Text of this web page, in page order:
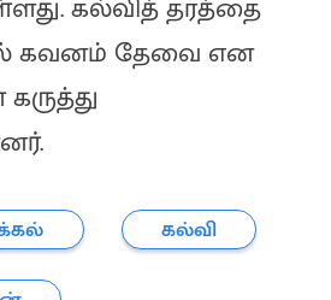
கல்வித் தரத்தை
கவனம் தேவை என
கல்வி